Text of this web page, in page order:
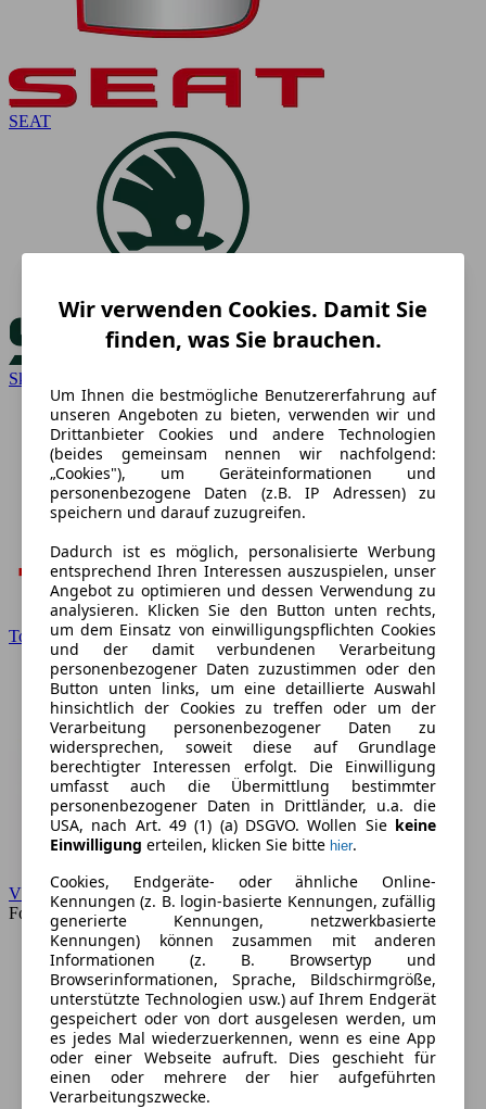
SEAT
Skoda
Toyota
VW
Forum
Wir verwenden Cookies. Damit Sie
finden, was Sie brauchen.
Um Ihnen die bestmögliche Benutzererfahrung auf
unseren Angeboten zu bieten, verwenden wir und
Drittanbieter Cookies und andere Technologien
(beides gemeinsam nennen wir nachfolgend:
„Cookies"), um Geräteinformationen und
personenbezogene Daten (z.B. IP Adressen) zu
speichern und darauf zuzugreifen.
Dadurch ist es möglich, personalisierte Werbung
entsprechend Ihren Interessen auszuspielen, unser
Angebot zu optimieren und dessen Verwendung zu
analysieren. Klicken Sie den Button unten rechts,
um dem Einsatz von einwilligungspflichten Cookies
und der damit verbundenen Verarbeitung
personenbezogener Daten zuzustimmen oder den
Button unten links, um eine detaillierte Auswahl
hinsichtlich der Cookies zu treffen oder um der
Verarbeitung personenbezogener Daten zu
widersprechen, soweit diese auf Grundlage
berechtigter Interessen erfolgt. Die Einwilligung
umfasst auch die Übermittlung bestimmter
personenbezogener Daten in Drittländer, u.a. die
USA, nach Art. 49 (1) (a) DSGVO. Wollen Sie keine
Einwilligung erteilen, klicken Sie bitte hier.
Cookies, Endgeräte- oder ähnliche Online-
Kennungen (z. B. login-basierte Kennungen, zufällig
generierte Kennungen, netzwerkbasierte
Kennungen) können zusammen mit anderen
Informationen (z. B. Browsertyp und
Browserinformationen, Sprache, Bildschirmgröße,
unterstützte Technologien usw.) auf Ihrem Endgerät
gespeichert oder von dort ausgelesen werden, um
es jedes Mal wiederzuerkennen, wenn es eine App
oder einer Webseite aufruft. Dies geschieht für
einen oder mehrere der hier aufgeführten
Verarbeitungszwecke.